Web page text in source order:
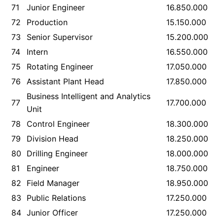
71 Junior Engineer
16.850.000
72
Production
15.150.000
73
Senior Supervisor
15.200.000
74
Intern
16.550.000
75
Rotating Engineer
17.050.000
76
Assistant Plant Head 17.850.000
77
Business Intelligent and Analytics
Unit
17.700.000
78 Control Engineer
18.300.000
79
Division Head
18.250.000
80
Drilling Engineer
18.000.000
81
Engineer
18.750.000
82
Field Manager
18.950.000
83
Public Relations
17.250.000
84 Junior Officer 17.250.000